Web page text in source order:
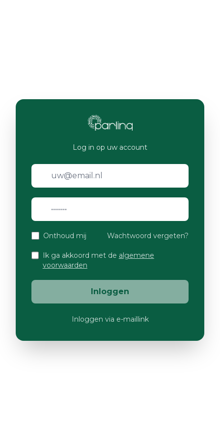
Log in op uw account
Onthoud mij Wachtwoord vergeten?
Ik ga akkoord met de algemene
voorwaarden
Inloggen
Inloggen via e-maillink